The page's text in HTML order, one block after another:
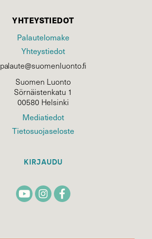
YHTEYSTIEDOT
Palautelomake
Yhteystiedot
palaute@suomenluonto.fi
Suomen Luonto
Sörnäistenkatu 1
00580 Helsinki
Mediatiedot
Tietosuojaseloste
KIRJAUDU